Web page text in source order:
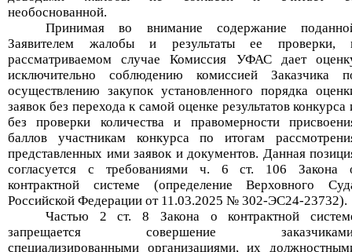
необоснованной.
Принимая во внимание содержание
Заявителем жалобы и результаты ее проверки,
рассматриваемом случаеКомиссия УФАС дает
исключительно соблюдению комиссией Заказчика
осуществлению закупокустановленного порядка
заявок без перехода к самой оценке результатов конкурса
без проверки количества и правомерности
баллов участникам конкурса по итогам
представленных ими заявок и документов. Данная
согласуется с требованиями ч. 6 ст. 106 Закона
контрактной системе
(определениеВерховного
Российской Федерации от 11.03.2025 № 302-ЭС24-23732).
Частью 2 ст. 8 Закона о контрактной
запрещается совершение
специализированными организациями, их